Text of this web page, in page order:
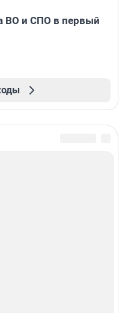
ВО и СПО в первый